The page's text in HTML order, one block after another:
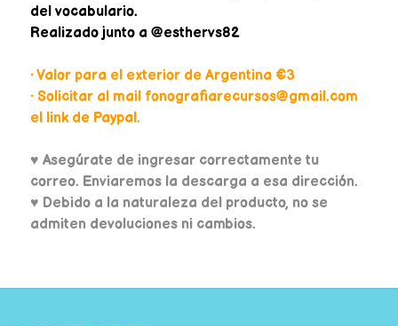
del vocabulario.
Realizado junto a @esthervs82
• Valor para el exterior de Argentina €3
• Solicitar al mail fonografiarecursos@gmail.com
el link de Paypal.
♥ Asegúrate de ingresar correctamente tu
correo. Enviaremos la descarga a esa dirección.
♥ Debido a la naturaleza del producto, no se
admiten devoluciones ni cambios.